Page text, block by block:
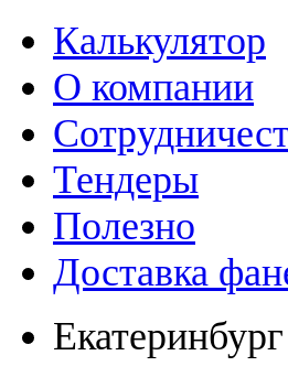
Калькулятор
О компании
Тендеры
Полезно
Доставка
Екатеринбург